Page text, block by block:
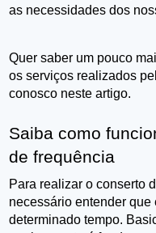
as necessidades dos
Quer saber um pouco
os serviços realizados
conosco neste artigo.
Saiba como
de frequência
Para realizar o conserto
necessário entender
determinado tempo.